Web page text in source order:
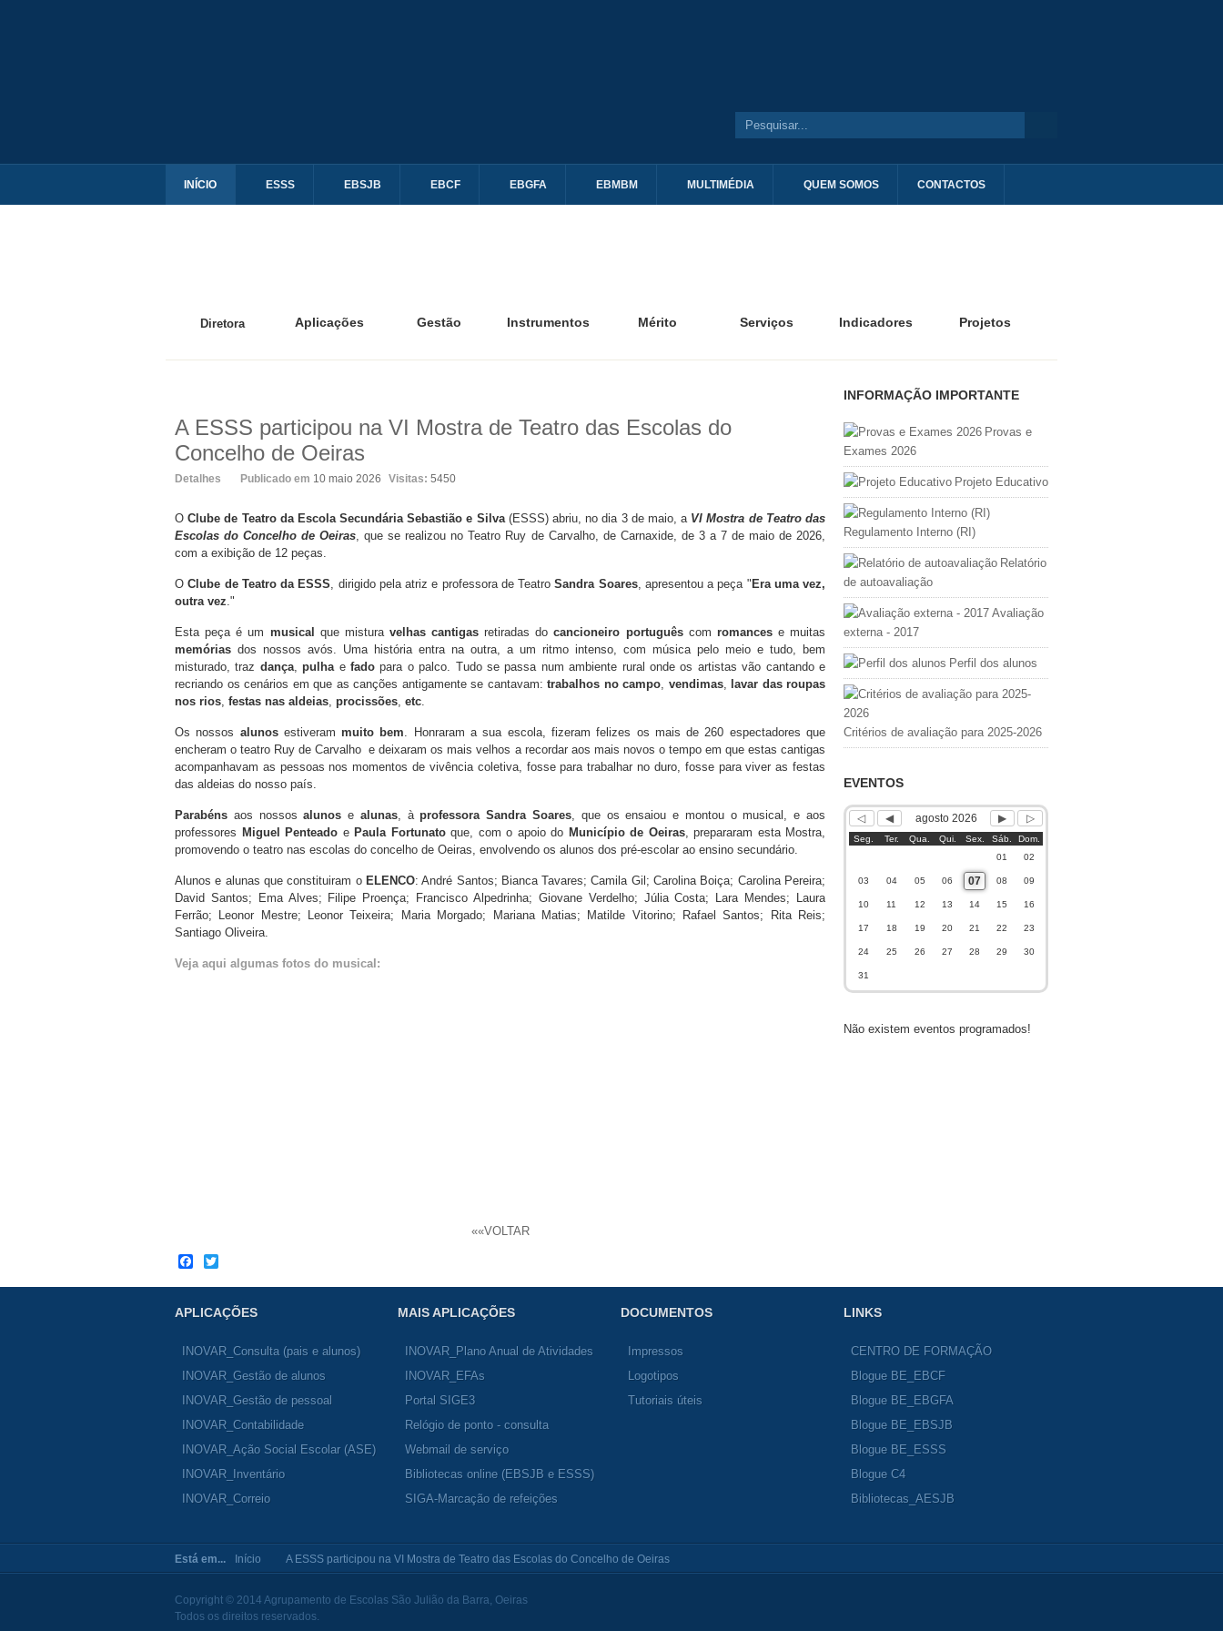
INÍCIO ESSS EBSJB EBCF EBGFA EBMBM MULTIMÉDIA QUEM SOMOS CONTACTOS
Diretora Aplicações Gestão Instrumentos Mérito Serviços Indicadores Projetos
A ESSS participou na VI Mostra de Teatro das Escolas do
Concelho de Oeiras
Detalhes Publicado em 10 maio 2026 Visitas: 5450
O Clube de Teatro da Escola Secundária Sebastião e Silva(ESSS) abriu, no dia 3 de maio, a VI Mostra de Teatro das
Escolas do Concelho de Oeiras, que se realizou no Teatro Ruy de Carvalho, de Carnaxide, de 3 a 7 de maio de 2026,
com a exibição de 12 peças.
OClube de Teatro da ESSS, dirigido pela atriz e professora de TeatroSandra Soares, apresentou a peça " Era uma vez,
outra vez."
Esta peça é um musical que mistura velhas cantigas retiradas docancioneiro portuguêscom romancese muitas
memórias dos nossos avós. Uma história entra na outra, a um ritmo intenso, com música pelo meio e tudo, bem
misturado, traz dança,pulhaefado para o palco. Tudo se passa num ambiente rural onde os artistas vão cantando e
recriando os cenários em que as canções antigamente se cantavam: trabalhos no campo, vendimas, lavar das roupas
nos rios, festas nas aldeias, procissões, etc.
Os nossos alunosestiverammuito bem. Honraram a sua escola, fizeram felizes os mais de 260 espectadores que
encheram o teatro Ruy de Carvalho e deixaram os mais velhos a recordar aos mais novos o tempo em que estas cantigas
acompanhavam as pessoas nos momentos de vivência coletiva, fosse para trabalhar no duro, fosse para viver as festas
das aldeias do nosso país.
Parabéns aos nossosalunos e alunas, àprofessora Sandra Soares, que os ensaiou e montou o musical, e aos
professores Miguel Penteado e Paula Fortunatoque, com o apoio do Município de Oeiras, prepararam esta Mostra,
promovendo o teatro nas escolas do concelho de Oeiras, envolvendo os alunos dos pré-escolar ao ensino secundário.
Alunos e alunas que constituiram o ELENCO: André Santos; Bianca Tavares; Camila Gil; Carolina Boiça; Carolina Pereira;
David Santos; Ema Alves; Filipe Proença; Francisco Alpedrinha; Giovane Verdelho; Júlia Costa; Lara Mendes; Laura
Ferrão; Leonor Mestre; Leonor Teixeira; Maria Morgado; Mariana Matias; Matilde Vitorino; Rafael Santos; Rita Reis;
Santiago Oliveira.
Veja aqui algumas fotos do musical:
««VOLTAR
INFORMAÇÃO IMPORTANTE
Provas e
Exames 2026
Projeto Educativo
Regulamento Interno (RI)
Relatório
de autoavaliação
Avaliação
externa - 2017
Perfil dos alunos
Critérios de avaliação para 2025-2026
EVENTOS
agosto 2026
Seg. Ter. Qua. Qui. Sex. Sáb.
Dom.
01
02
03 04 05 06 07 08 09
10 11 12 13 14 15 16
17 18 19 20 21 22 23
24 25 26 27 28 29 30
31
Não existem eventos programados!
APLICAÇÕES
INOVAR_Consulta (pais e alunos)
INOVAR_Gestão de alunos
INOVAR_Gestão de pessoal
INOVAR_Contabilidade
INOVAR_Ação Social Escolar (ASE)
INOVAR_Inventário
INOVAR_Correio
MAIS APLICAÇÕES
INOVAR_Plano Anual de Atividades
INOVAR_EFAs
Portal SIGE3
Relógio de ponto - consulta
Webmail de serviço
Bibliotecas online (EBSJB e ESSS)
SIGA-Marcação de refeições
DOCUMENTOS
Impressos
Logotipos
Tutoriais úteis
LINKS
CENTRO DE FORMAÇÃO
Blogue BE_EBCF
Blogue BE_EBGFA
Blogue BE_EBSJB
Blogue BE_ESSS
Blogue C4
Bibliotecas_AESJB
Está em... Início A ESSS participou na VI Mostra de Teatro das Escolas do Concelho de Oeiras
Copyright © 2014 Agrupamento de Escolas São Julião da Barra, Oeiras
Todos os direitos reservados.